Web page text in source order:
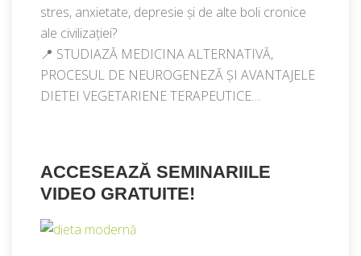
stres, anxietate, depresie și de alte boli cronice
ale civilizației?
📍 STUDIAZĂ MEDICINA ALTERNATIVĂ,
PROCESUL DE NEUROGENEZĂ ȘI AVANTAJELE
DIETEI VEGETARIENE TERAPEUTICE…
ACCESEAZĂ SEMINARIILE
VIDEO GRATUITE!